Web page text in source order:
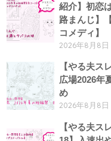
紹介】初恋
路まんじ】
コメディ】
2026年8月8日
【やる夫ス
広場2026年
め
2026年8月8日
【やる夫ス